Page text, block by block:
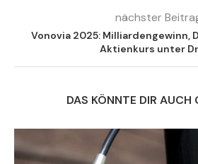
nächster
Vonovia 2025: Milliardengewinn,
Aktienkurs unter
DAS KÖNNTE DIR AUCH